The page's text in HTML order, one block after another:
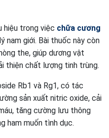
hiệu trong việc chữa cương
nam giới. Bài thuốc này còn
the, giúp dương vật
thiện chất lượng tinh trùng.
Rb1 và Rg1, có tác
sản xuất nitric oxide, cải
tăng cường lưu thông
ham muốn tình dục.